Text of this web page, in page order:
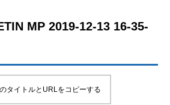
MP 2019-12-13 16-35-
タイトルとURLをコピーする